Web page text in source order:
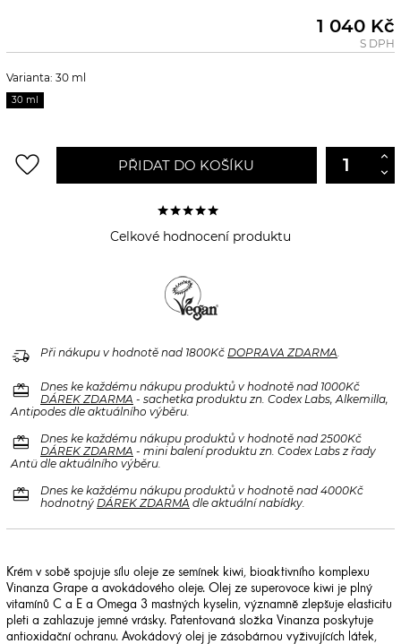
1 040 Kč
S DPH
Varianta: 30 ml
30 ml
favorite_border PŘIDAT DO KOŠÍKU
Celkové hodnocení produktu
delivery_truck_speed Při nákupu v hodnotě nad 1800Kč DOPRAVA ZDARMA
redeem
Dnes ke každému nákupu produktů v hodnotě nad 1000Kč
DÁREK ZDARMA - sachetka produktu zn. Codex Labs, Alkemilla,
Antipodes dle aktuálního výběru.
redeem
Dnes ke každému nákupu produktů v hodnotě nad 2500Kč
DÁREK ZDARMA - mini balení produktu zn. Codex Labs z řady
Antü dle aktuálního výběru.
redeem
Dnes ke každému nákupu produktů v hodnotě nad 4000Kč
hodnotný DÁREK ZDARMA dle aktuální nabídky.
Krém v sobě spojuje sílu oleje ze semínek kiwi, bioaktivního komplexu
Vinanza Grape a avokádového oleje. Olej ze superovoce kiwi je plný
vitamínů C a E a Omega 3 mastných kyselin, významně zlepšuje elasticitu
pleti a zahlazuje jemné vrásky. Patentovaná složka Vinanza poskytuje
antioxidační ochranu. Avokádový olej je zásobárnou vyživujících látek,